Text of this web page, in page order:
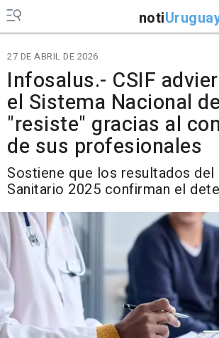
noti
27 DE ABRIL DE 2026
Infosalus.- CSIF
el Sistema Nacional
"resiste" gracias al
de sus profesionales
Sostiene que los resultados
Sanitario 2025 confirman el